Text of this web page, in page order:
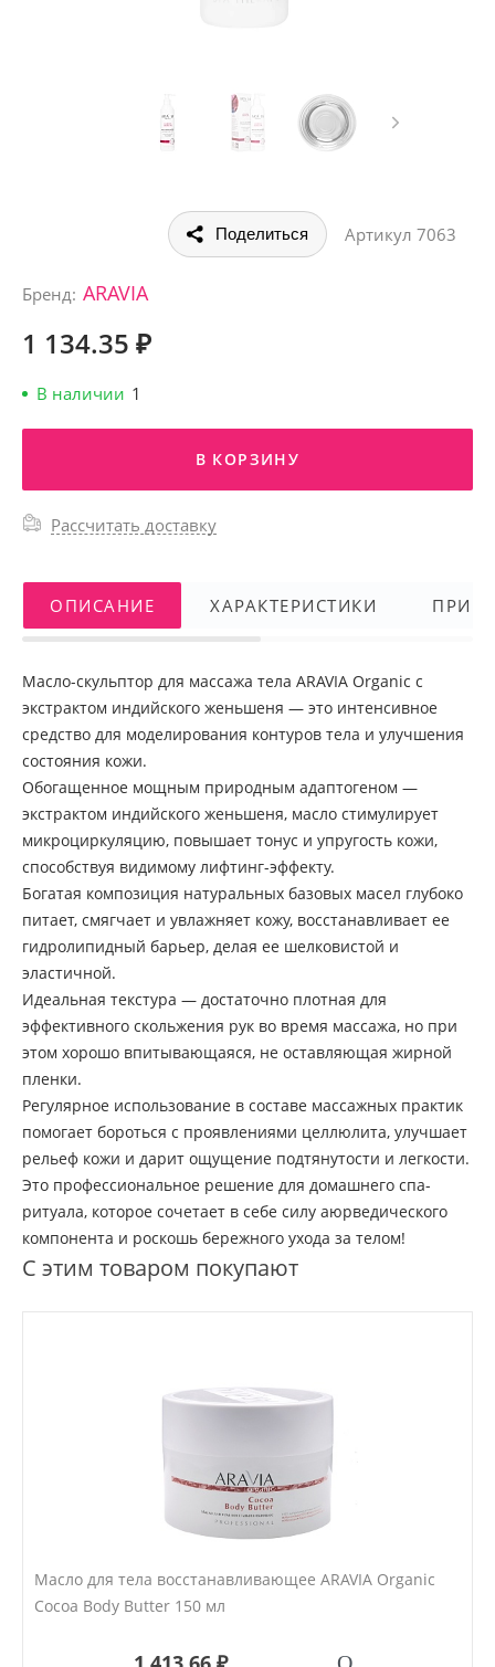
Поделиться Артикул 7063
Бренд: ARAVIA
1 134.35 ₽
В наличии 1
В КОРЗИНУ
Рассчитать доставку
ОПИСАНИЕ ХАРАКТЕРИСТИКИ
Масло-скульптор для массажа тела ARAVIA Organic с
экстрактом индийского женьшеня — это интенсивное
средство для моделирования контуров тела и улучшения
состояния кожи.
Обогащенное мощным природным адаптогеном —
экстрактом индийского женьшеня, масло стимулирует
микроциркуляцию, повышает тонус и упругость кожи,
способствуя видимому лифтинг-эффекту.
Богатая композиция натуральных базовых масел глубоко
питает, смягчает и увлажняет кожу, восстанавливает ее
гидролипидный барьер, делая ее шелковистой и
эластичной.
Идеальная текстура — достаточно плотная для
эффективного скольжения рук во время массажа, но при
этом хорошо впитывающаяся, не оставляющая жирной
пленки.
Регулярное использование в составе массажных практик
помогает бороться с проявлениями целлюлита, улучшает
рельеф кожи и дарит ощущение подтянутости и легкости.
Это профессиональное решение для домашнего спа-
ритуала, которое сочетает в себе силу аюрведического
компонента и роскошь бережного ухода за телом!
С этим товаром покупают
Масло для тела восстанавливающее ARAVIA Organic
Cocoa Body Butter 150 мл